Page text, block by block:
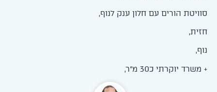
סוויטת הורים עם חלון ענק לנוף,
חזית,
נוף,
+ משרד יוקרתי כ30 מ"ר,